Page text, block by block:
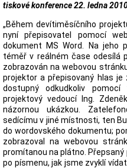
tiskové konference 22. ledna
„Během devítiměsíčního
nyní přepisovatel pomocí
dokument MS Word. Na jeho
téměř v reálném čase odesílá
zobrazován na webovou
projektor a přepisovaný hlas
dostupný odkudkoliv pomocí
projektový vedoucí Ing.
názornou ukázkou.
sedícímu v jiné místnosti, ten
do wordovského dokumentu;
zobrazoval na webovou
promítanou na plátno.
po písmenu, jak jsme zvyklí